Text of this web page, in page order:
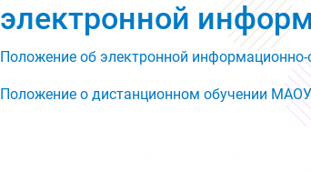
электронной
Положение об электронной
Положение о дистанционном обучении